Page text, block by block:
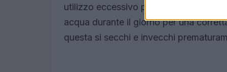
utilizzo eccessivo può amplificare le
acqua durante il giorno per una
questa si secchi e invecchi